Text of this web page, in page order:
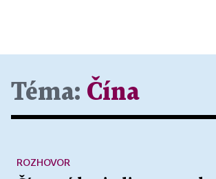
Téma: Čína
ROZHOVOR